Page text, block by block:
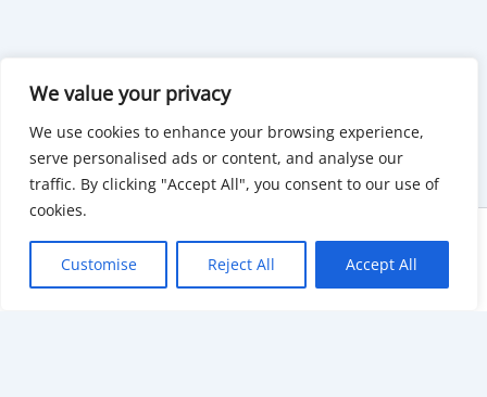
We value your privacy
We use cookies to enhance your browsing experience,
serve personalised ads or content, and analyse our
traffic. By clicking "Accept All", you consent to our use of
cookies.
Customise Reject All Accept All
Copyright © 2026 KnowMyGovt. All rights reserved.